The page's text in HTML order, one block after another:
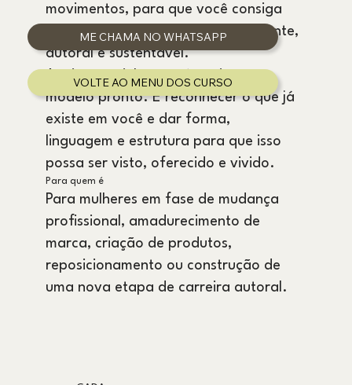
movimentos, para que você consiga
construir uma presença mais coerente,
autoral e sustentável.
Aqui, o caminho não é copiar um
modelo pronto. É reconhecer o que já
existe em você e dar forma,
linguagem e estrutura para que isso
possa ser visto, oferecido e vivido.
Para quem é
Para mulheres em fase de mudança
profissional, amadurecimento de
marca, criação de produtos,
reposicionamento ou construção de
uma nova etapa de carreira autoral.
VOLTE AO MENU DOS CURSO